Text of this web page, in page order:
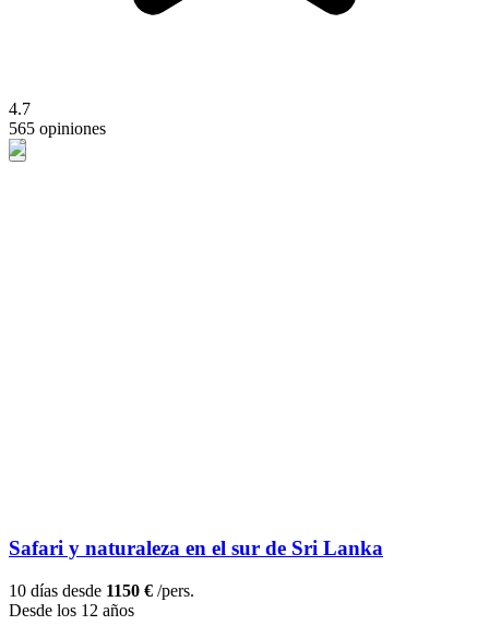
4.7
565 opiniones
Safari y naturaleza en el sur de Sri Lanka
10 días desde 1150 € /pers.
Desde los 12 años